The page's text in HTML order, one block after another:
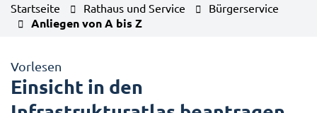
Startseite Rathaus und Service Bürgerservice
Anliegen von A bis Z
Vorlesen
Einsicht in den